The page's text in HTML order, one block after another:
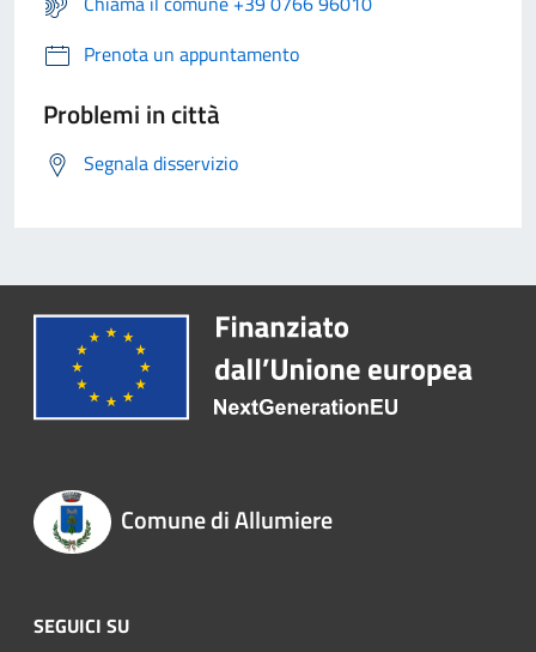
Prenota un appuntamento
Problemi in città
Segnala disservizio
Comune di Allumiere
SEGUICI SU